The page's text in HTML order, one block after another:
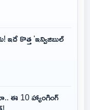
ఇదే కొత్త 'ఇన్విజిబుల్
ఈ 10 హ్యాంగింగ్